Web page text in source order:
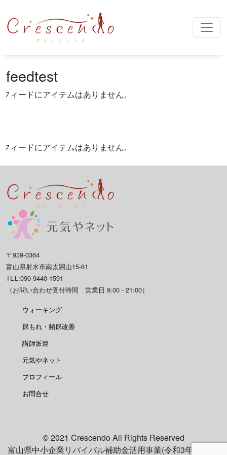
メインナビゲーション
feedtest
フィードにアイテムはありません。
フィードにアイテムはありません。
〒939-0364
富山県射水市南太閤山15-61
TEL:090-9440-1591
（お問い合わせ受付時間 営業日 9:00 - 21:00）
ウォーキング
尿もれ・頻尿改善
講師派遣
元気やネット
プロフィール
お問合せ
© 2021 Crescendo All Rights Reserved
富山県中小企業リバイバル補助金活用事業(令和3年12月18